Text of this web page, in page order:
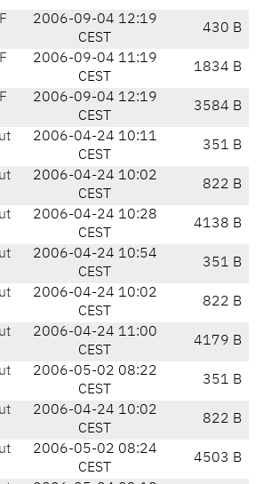
2006-09-04 12:19
CEST
430 B
2006-09-04 11:19
CEST
1834 B
2006-09-04 12:19
CEST
3584 B
2006-04-24 10:11
CEST
351 B
2006-04-24 10:02
CEST
822 B
2006-04-24 10:28
CEST
4138 B
2006-04-24 10:54
CEST
351 B
2006-04-24 10:02
CEST
822 B
2006-04-24 11:00
CEST
4179 B
2006-05-02 08:22
CEST
351 B
2006-04-24 10:02
CEST
822 B
2006-05-02 08:24
CEST
4503 B